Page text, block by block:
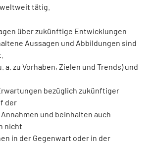
tätig.
über zukünftige Entwicklungen
Aussagen und Abbildungen sind
a. zu Vorhaben, Zielen und Trends) und
bezüglich zukünftiger
der
und beinhalten auch
nicht
in der Gegenwart oder in der